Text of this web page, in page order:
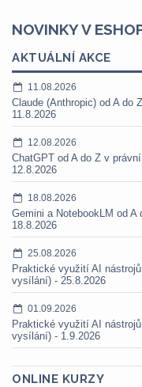
NOVINKY V
AKTUÁLNÍ AKCE
11.08.2026
Claude (Anthropic) od A do
11.8.2026
12.08.2026
ChatGPT od A do Z v
12.8.2026
18.08.2026
Gemini a NotebookLM od
18.8.2026
25.08.2026
Praktické využití AI
vysílání) - 25.8.2026
01.09.2026
Praktické využití AI
vysílání) - 1.9.2026
ONLINE KURZY